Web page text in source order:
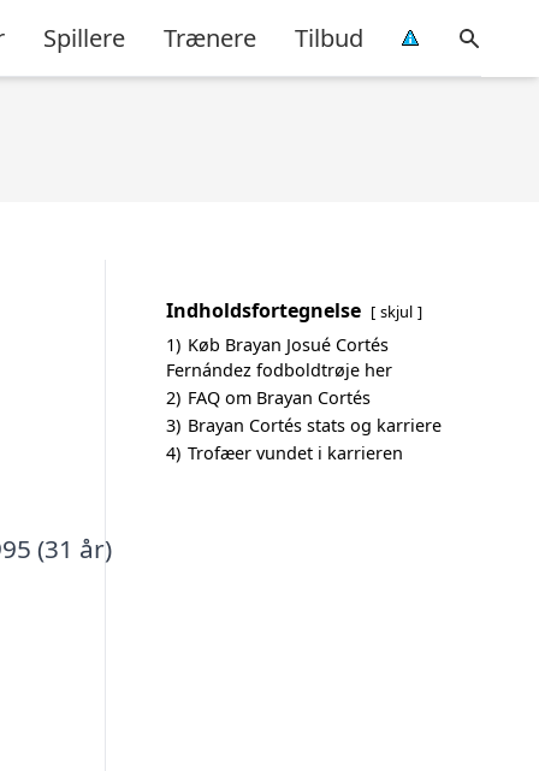
Spillere Trænere Tilbud
(31 år)
Indholdsfortegnelse skjul
1) Køb Brayan Josué Cortés
Fernández fodboldtrøje her
2) FAQ om Brayan Cortés
3) Brayan Cortés stats og karriere
4) Trofæer vundet i karrieren